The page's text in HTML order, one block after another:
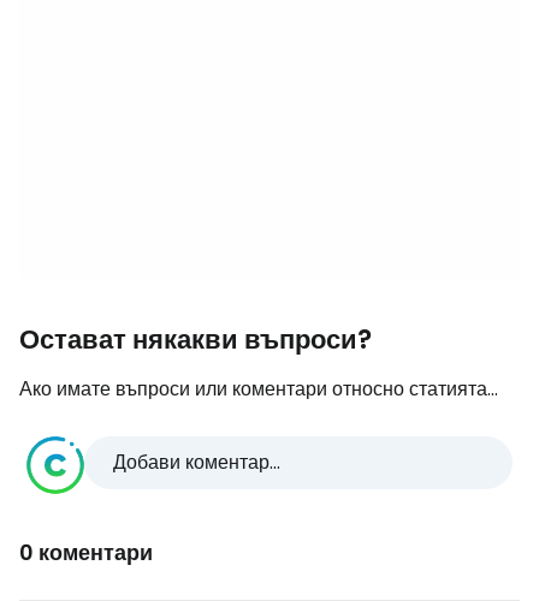
Остават някакви въпроси?
Ако имате въпроси или коментари относно статията...
Добави коментар...
0 коментари